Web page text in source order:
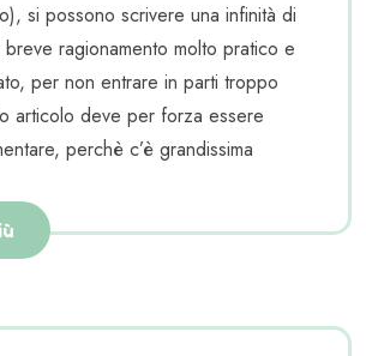
si possono scrivere una infinità di
ragionamento molto pratico e
per non entrare in parti troppo
articolo deve per forza essere
perchè c’è grandissima